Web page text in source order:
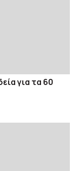
για τα 60